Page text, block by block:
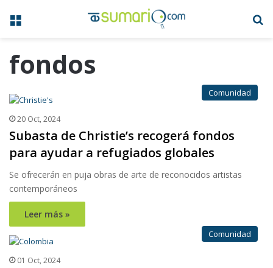
Menú
fondos
Comunidad
20 Oct, 2024
Subasta de Christie’s recogerá fondos
para ayudar a refugiados globales
Se ofrecerán en puja obras de arte de reconocidos artistas
contemporáneos
Leer más »
Comunidad
01 Oct, 2024